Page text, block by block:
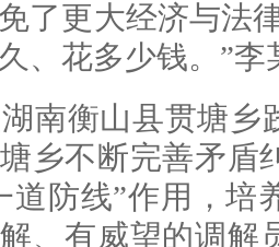
了更大经济与法
、花多少钱。”李
南衡山县贯塘乡
乡不断完善矛盾
道防线”作用，培
、有威望的调解